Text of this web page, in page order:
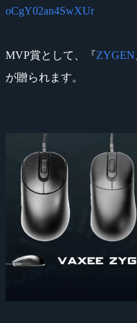
oCgY02an4SwXUr
MVP賞として、『ZYGEN
が贈られます。